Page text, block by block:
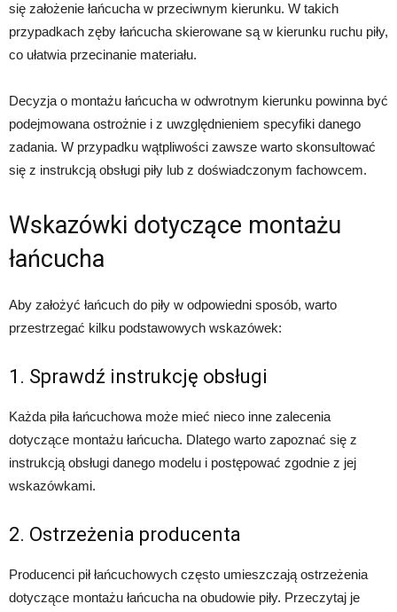
się założenie łańcucha w przeciwnym kierunku. W takich
przypadkach zęby łańcucha skierowane są w kierunku ruchu piły,
co ułatwia przecinanie materiału.
Decyzja o montażu łańcucha w odwrotnym kierunku powinna być
podejmowana ostrożnie i z uwzględnieniem specyfiki danego
zadania. W przypadku wątpliwości zawsze warto skonsultować
się z instrukcją obsługi piły lub z doświadczonym fachowcem.
Wskazówki dotyczące montażu
łańcucha
Aby założyć łańcuch do piły w odpowiedni sposób, warto
przestrzegać kilku podstawowych wskazówek:
1. Sprawdź instrukcję obsługi
Każda piła łańcuchowa może mieć nieco inne zalecenia
dotyczące montażu łańcucha. Dlatego warto zapoznać się z
instrukcją obsługi danego modelu i postępować zgodnie z jej
wskazówkami.
2. Ostrzeżenia producenta
Producenci pił łańcuchowych często umieszczają ostrzeżenia
dotyczące montażu łańcucha na obudowie piły. Przeczytaj je